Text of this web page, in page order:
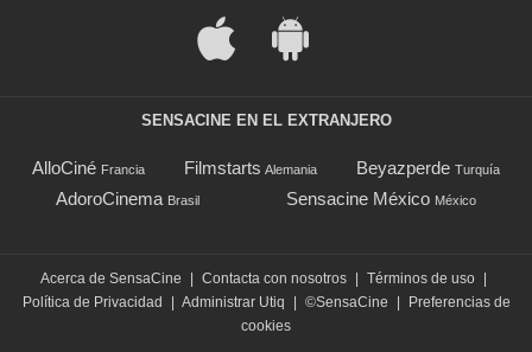
SENSACINE EN EL EXTRANJERO
AlloCiné Francia Filmstarts Alemania Beyazperde Turquía
AdoroCinema Brasil Sensacine México México
Acerca de SensaCine Contacta con nosotros Términos de uso
Política de Privacidad
Administrar Utiq ©SensaCine
Preferencias de
cookies